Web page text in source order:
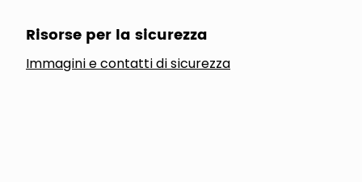
Risorse per la sicurezza
Immagini e contatti di sicurezza